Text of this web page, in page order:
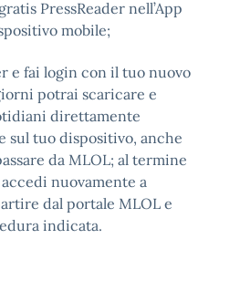
PressReader nell’App
mobile;
e fai login con il tuo nuovo
potrai scaricare e
direttamente
sul tuo dispositivo, anche
da MLOL; al termine
nuovamente a
dal portale MLOL e
indicata.